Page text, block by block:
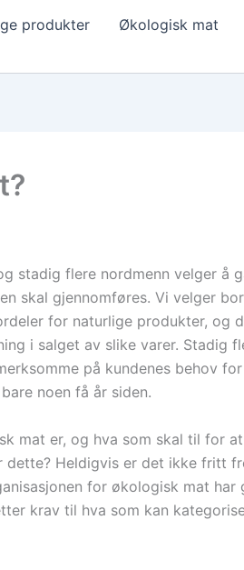
produkter Økologisk mat
stadig flere nordmenn velger å
skal gjennomføres. Vi velger
for naturlige produkter, og
i salget av slike varer. Stadig
på kundenes behov
noen få år siden.
mat er, og hva som skal til for at
dette? Heldigvis er det ikke fritt
for økologisk mat har
krav til hva som kan